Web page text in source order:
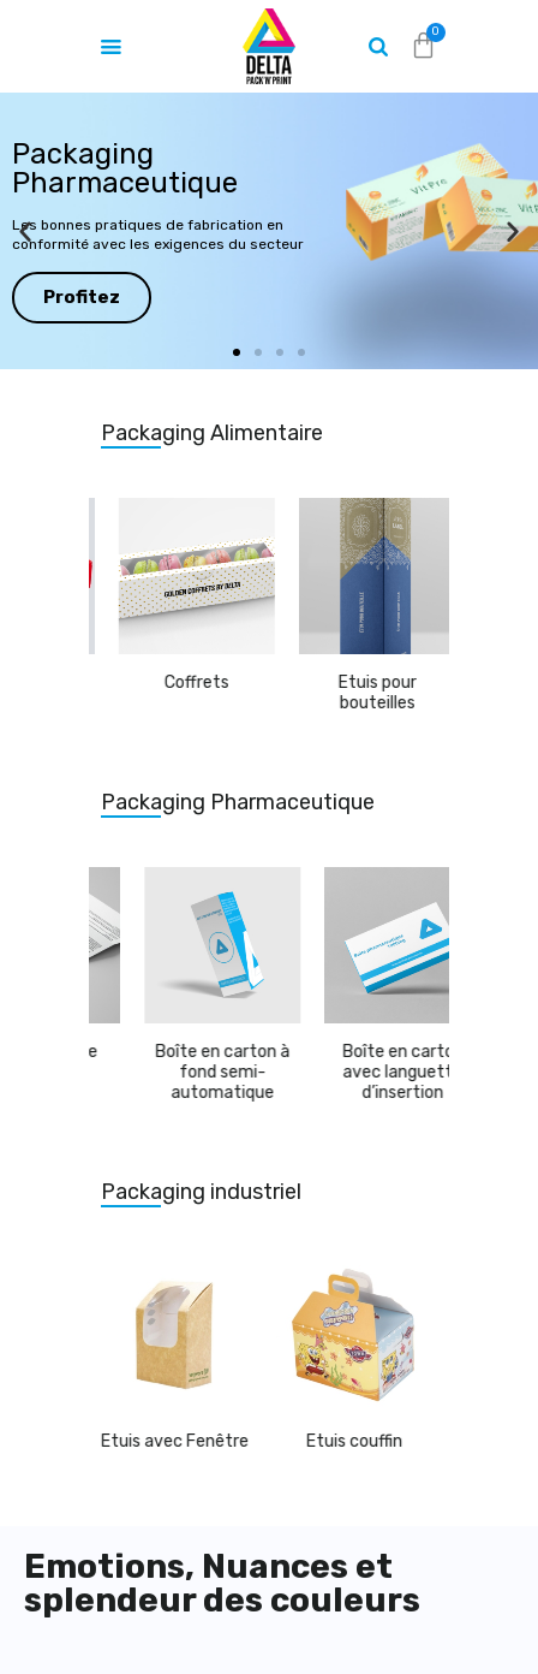
Accueil
L’entreprise
Produits
Contact
Devis en ligne
Packaging Alimentaire
Coffrets
Etuis pour
bouteilles
Packaging Pharmaceutique
Boîte en carton à
fond semi-
automatique
Boîte en carton
avec languette
d’insertion
Packaging industriel
Etuis couffin Etuis Coussin
Emotions, Nuances et
splendeur des couleurs